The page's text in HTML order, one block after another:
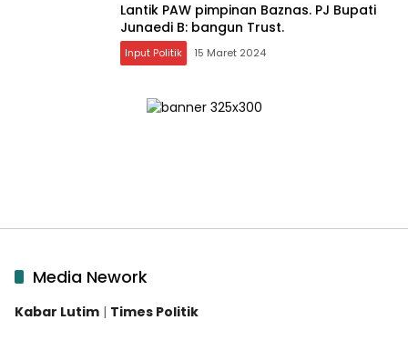
Lantik PAW pimpinan Baznas. PJ Bupati
Junaedi B: bangun Trust.
Input Politik 15 Maret 2024
Media Nework
Kabar Lutim | Times Politik